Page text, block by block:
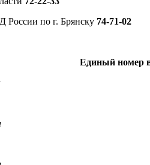
по г. Брянску 74-71-02
Единый номер